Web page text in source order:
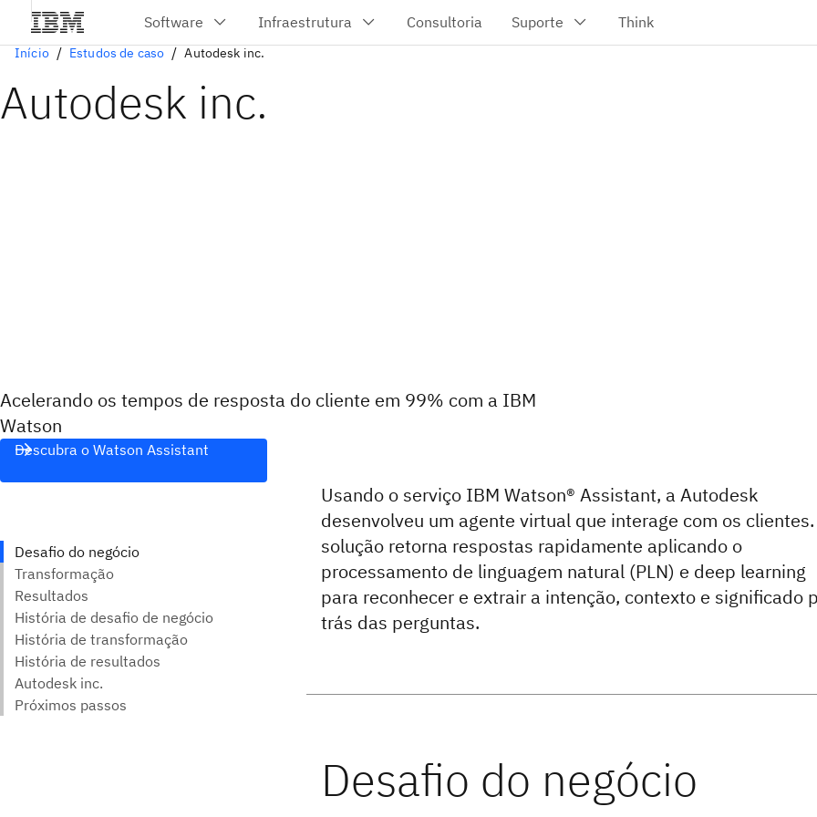
Início Estudos de caso Autodesk inc.
Autodesk inc.
Acelerando os tempos de resposta do cliente em 99% com a IBM
Watson
Descubra o Watson Assistant
Usando o serviço IBM Watson® Assistant, a Autodesk
desenvolveu um agente virtual que interage com os
solução retorna respostas rapidamente aplicando o
processamento de linguagem natural (PLN) e deep learning
para reconhecer e extrair a intenção, contexto e significado
trás das perguntas.